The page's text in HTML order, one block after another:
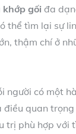
khớp gối đa
thể tìm lại sự
thậm chí ở
người có một
điều quan
trị phù hợp với